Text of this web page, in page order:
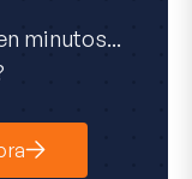
minutos...